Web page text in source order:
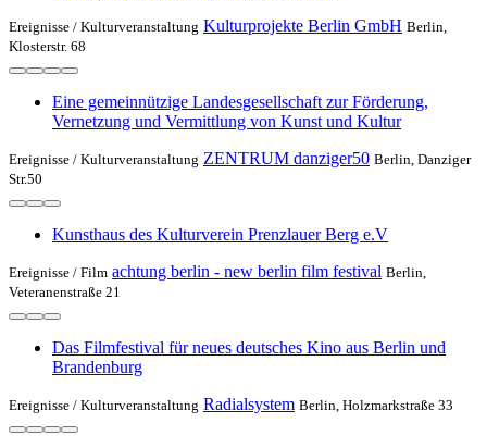
Ereignisse / Kulturveranstaltung Kulturprojekte Berlin GmbH Berlin,
Klosterstr. 68
Eine gemeinnützige Landesgesellschaft zur Förderung,
Vernetzung und Vermittlung von Kunst und Kultur
Ereignisse / Kulturveranstaltung ZENTRUM danziger50 Berlin, Danziger
Str.50
Kunsthaus des Kulturverein Prenzlauer Berg e.V
Ereignisse / Film achtung berlin - new berlin film festival Berlin,
Veteranenstraße 21
Das Filmfestival für neues deutsches Kino aus Berlin und
Brandenburg
Ereignisse / Kulturveranstaltung Radialsystem Berlin, Holzmarkstraße 33